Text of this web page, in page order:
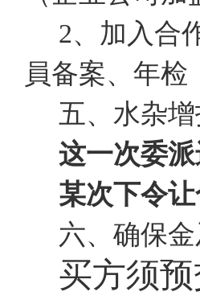
2、加入合
員备案、年
五、水杂
这一次委
某次下令
六、确保
买方须